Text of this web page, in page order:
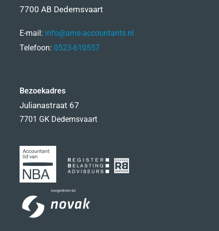
7700 AB Dedemsvaart
E-mail: info@ams-accountants.nl
Telefoon: 0523-610557
Bezoekadres
Julianastraat 67
7701 GK Dedemsvaart